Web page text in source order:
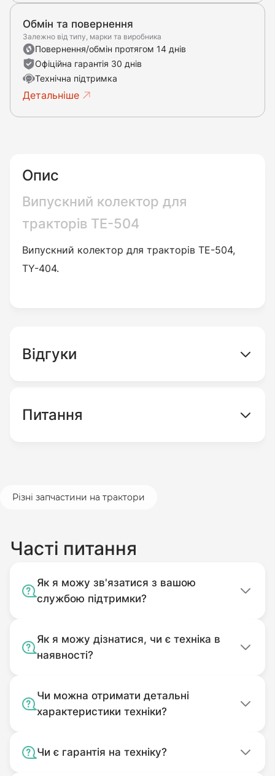
Обмін та повернення
Залежно від типу, марки та виробника
Повернення/обмін протягом 14 днів
Офіційна гарантія 30 днів
Технічна підтримка
Детальніше
Опис
Випускний колектор для
тракторів ТЕ-504
Випускний колектор для тракторів ТЕ-504,
TY-404.
Відгуки
Питання
Різні запчастини на трактори
Часті питання
Як я можу зв'язатися з вашою
службою підтримки?
Як я можу дізнатися, чи є техніка в
наявності?
Чи можна отримати детальні
характеристики техніки?
Чи є гарантія на техніку?